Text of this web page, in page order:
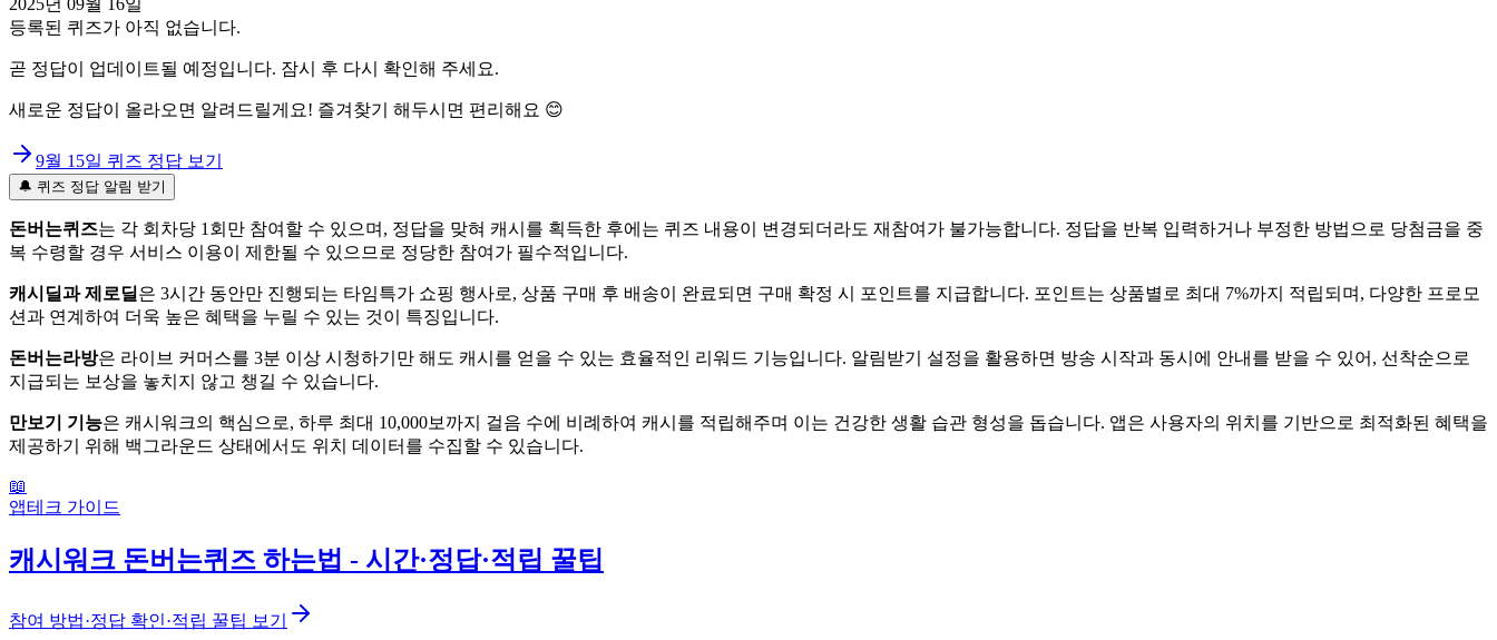
등록된 퀴즈가 아직 없습니다.
곧 정답이 업데이트될 예정입니다. 잠시 후 다시 확인해 주세요.
새로운 정답이 올라오면 알려드릴게요! 즐겨찾기 해두시면 편리해요 😊
9월 15일 퀴즈 정답 보기
🔔 퀴즈 정답 알림 받기
돈버는퀴즈는 각 회차당 1회만 참여할 수 있으며, 정답을 맞혀 캐시를 획득한 후에는 퀴즈 내용이 변경되더라도 재참여가 불가능합니다. 정답을 반복 입력하거나 부정한 방법으로 당첨금을 중
복 수령할 경우 서비스 이용이 제한될 수 있으므로 정당한 참여가 필수적입니다.
캐시딜과 제로딜 은 3시간 동안만 진행되는 타임특가 쇼핑 행사로, 상품 구매 후 배송이 완료되면 구매 확정 시 포인트를 지급합니다. 포인트는 상품별로 최대 7%까지 적립되며, 다양한 프로모
션과 연계하여 더욱 높은 혜택을 누릴 수 있는 것이 특징입니다.
돈버는라방은 라이브 커머스를 3분 이상 시청하기만 해도 캐시를 얻을 수 있는 효율적인 리워드 기능입니다. 알림받기 설정을 활용하면 방송 시작과 동시에 안내를 받을 수 있어, 선착순으로
지급되는 보상을 놓치지 않고 챙길 수 있습니다.
만보기 기능은 캐시워크의 핵심으로, 하루 최대 10,000보까지 걸음 수에 비례하여 캐시를 적립해주며 이는 건강한 생활 습관 형성을 돕습니다. 앱은 사용자의 위치를 기반으로 최적화된 혜택을
제공하기 위해 백그라운드 상태에서도 위치 데이터를 수집할 수 있습니다.
📖
앱테크 가이드
캐시워크 돈버는퀴즈 하는법 - 시간·정답·적립 꿀팁
참여 방법·정답 확인·적립 꿀팁 보기